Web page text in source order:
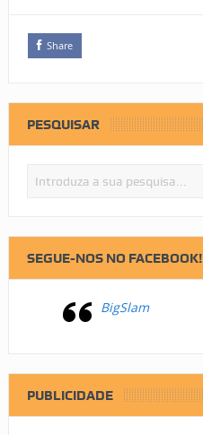
Share
PESQUISAR
SEGUE-NOS NO FACEBOOK!
BigSlam
PUBLICIDADE